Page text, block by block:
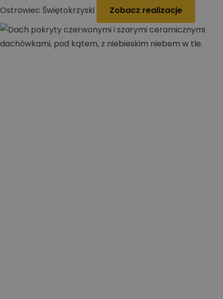
Ostrowiec Świętokrzyski Zobacz realizacje